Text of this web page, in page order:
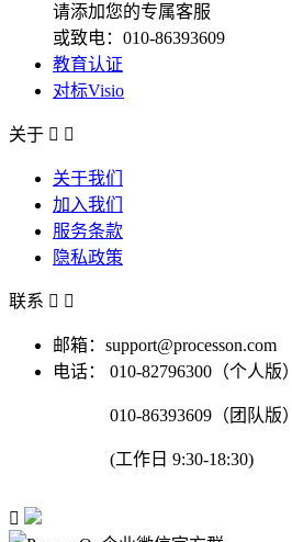
请添加您的专属客服
或致电：010-86393609
教育认证
对标Visio
关于  
关于我们
加入我们
服务条款
隐私政策
联系  
邮箱：support@processon.com
电话：
010-82796300（个人版）
010-86393609（团队版）
(工作日 9:30-18:30)
